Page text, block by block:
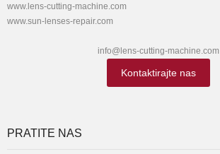
www.lens-cutting-machine.com
www.sun-lenses-repair.com
info@lens-cutting-machine.com
Kontaktirajte nas
PRATITE NAS